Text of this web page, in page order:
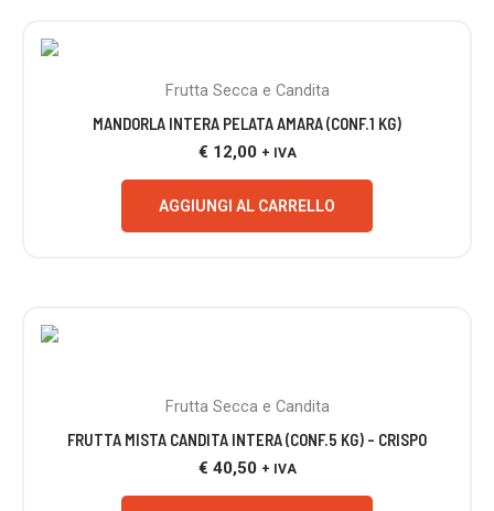
Frutta Secca e Candita
MANDORLA INTERA PELATA AMARA (CONF.1 KG)
€ 12,00 + IVA
AGGIUNGI AL CARRELLO
Frutta Secca e Candita
FRUTTA MISTA CANDITA INTERA (CONF.5 KG) – CRISPO
€ 40,50 + IVA